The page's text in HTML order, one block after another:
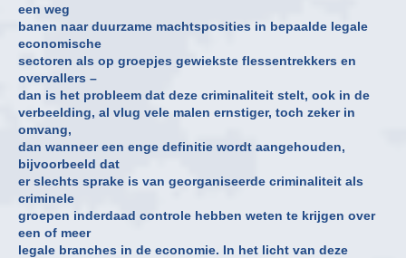
een weg
banen naar duurzame machtsposities in bepaalde legale
economische
sectoren als op groepjes gewiekste flessentrekkers en
overvallers –
dan is het probleem dat deze criminaliteit stelt, ook in de
verbeelding, al vlug vele malen ernstiger, toch zeker in
omvang,
dan wanneer een enge definitie wordt aangehouden,
bijvoorbeeld dat
er slechts sprake is van georganiseerde criminaliteit als
criminele
groepen inderdaad controle hebben weten te krijgen over
een of meer
legale branches in de economie. In het licht van deze